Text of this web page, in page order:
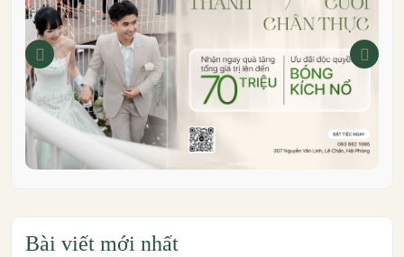
Bài viết mới nhất